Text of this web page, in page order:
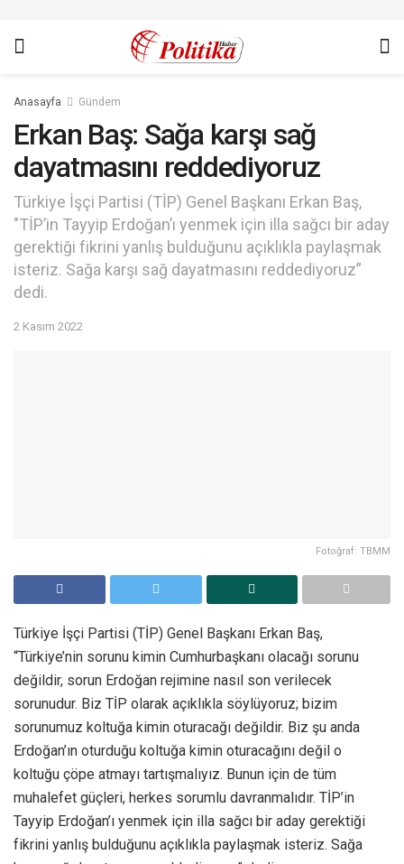
Anasayfa Gündem
Erkan Baş: Sağa karşı sağ
dayatmasını reddediyoruz
Türkiye İşçi Partisi (TİP) Genel Başkanı Erkan Baş,
"TİP’in Tayyip Erdoğan’ı yenmek için illa sağcı bir aday
gerektiği fikrini yanlış bulduğunu açıklıkla paylaşmak
isteriz. Sağa karşı sağ dayatmasını reddediyoruz”
dedi.
2 Kasım 2022
Fotoğraf: TBMM
Türkiye İşçi Partisi (TİP) Genel Başkanı Erkan Baş,
“Türkiye’nin sorunu kimin Cumhurbaşkanı olacağı sorunu
değildir, sorun Erdoğan rejimine nasıl son verilecek
sorunudur. Biz TİP olarak açıklıkla söylüyoruz; bizim
sorunumuz koltuğa kimin oturacağı değildir. Biz şu anda
Erdoğan’ın oturduğu koltuğa kimin oturacağını değil o
koltuğu çöpe atmayı tartışmalıyız. Bunun için de tüm
muhalefet güçleri, herkes sorumlu davranmalıdır. TİP’in
Tayyip Erdoğan’ı yenmek için illa sağcı bir aday gerektiği
fikrini yanlış bulduğunu açıklıkla paylaşmak isteriz. Sağa